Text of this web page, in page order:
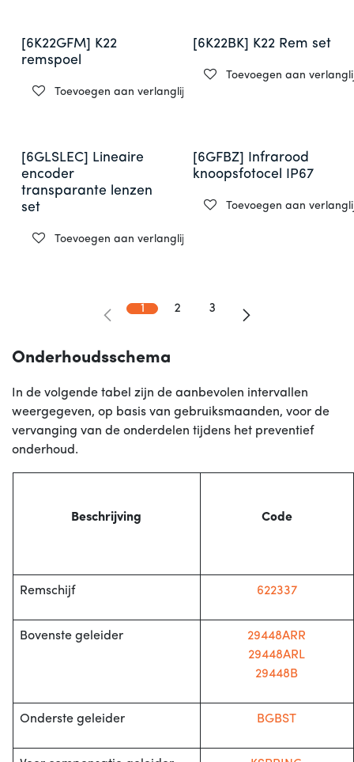
[6K22GFM] K22
remspoel
Toevoegen aan verlanglijst
[6K22BK] K22 Rem set
Toevoegen aan
[6GLSLEC] Lineaire
encoder
transparante lenzen
set
Toevoegen aan verlanglijst
[6GFBZ] Infrarood
knoopsfotocel IP67
Toevoegen aan
1 2 3
Onderhoudsschema
In de volgende tabel zijn de aanbevolen intervallen
weergegeven, op basis van gebruiksmaanden, voor de
vervanging van de onderdelen tijdens het preventief
onderhoud.
Beschrijving Code
Remschijf 622337
Bovenste geleider
29448ARR
29448ARL
29448B
Onderste geleider BGBST